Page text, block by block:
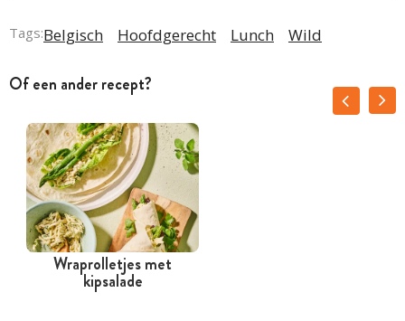
Tags:Belgisch Hoofdgerecht Lunch Wild
Of een ander recept?
Wraprolletjes met
kipsalade